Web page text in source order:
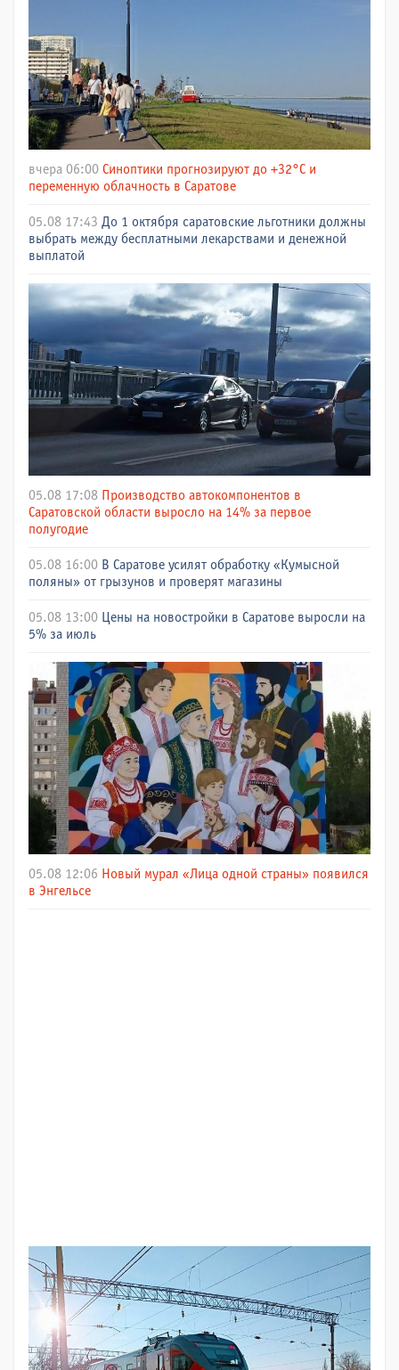
вчера 06:00 Синоптики прогнозируют до +32°C и
переменную облачность в Саратове
05.08 17:43 До 1 октября саратовские льготники должны
выбрать между бесплатными лекарствами и денежной
выплатой
05.08 17:08 Производство автокомпонентов в
Саратовской области выросло на 14% за первое
полугодие
05.08 16:00 В Саратове усилят обработку «Кумысной
поляны» от грызунов и проверят магазины
05.08 13:00
Цены на новостройки в Саратове выросли на
5% за июль
05.08 12:06 Новый мурал «Лица одной страны» появился
в Энгельсе